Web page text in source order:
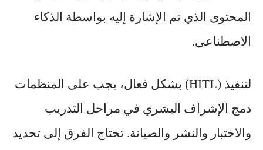
المحتوى الذي تم الإشارة إليه بواسطة الذكاء
الاصطناعي.
لتنفيذ (HITL) بشكل فعال، يجب على المنظمات
دمج الإشراف البشري في مراحل التدريب
والاختبار والنشر والصيانة. تحتاج الفرق إلى تحديد